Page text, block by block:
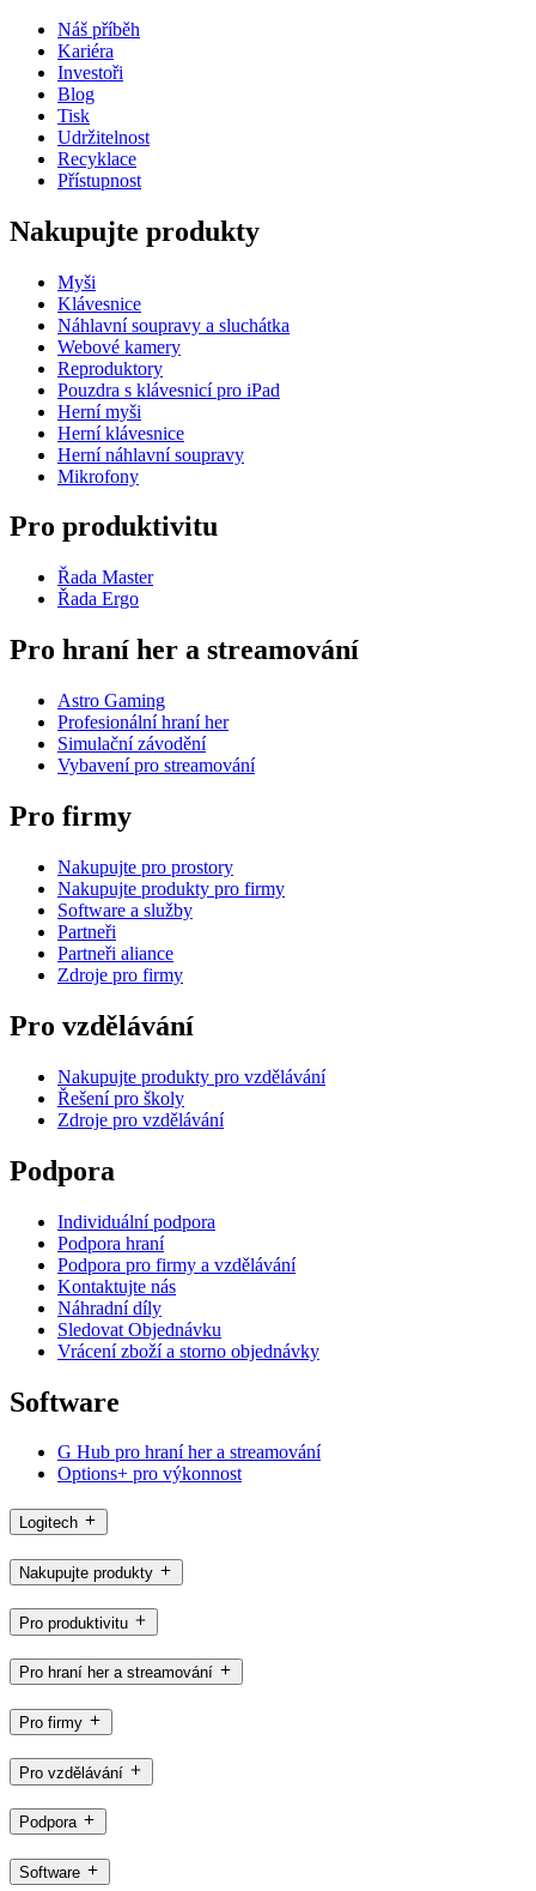
Náš příběh
Kariéra
Investoři
Blog
Tisk
Udržitelnost
Recyklace
Přístupnost
Nakupujte produkty
Myši
Klávesnice
Náhlavní soupravy a sluchátka
Webové kamery
Reproduktory
Pouzdra s klávesnicí pro iPad
Herní myši
Herní klávesnice
Herní náhlavní soupravy
Mikrofony
Pro produktivitu
Řada Master
Řada Ergo
Pro hraní her a streamování
Astro Gaming
Profesionální hraní her
Simulační závodění
Vybavení pro streamování
Pro firmy
Nakupujte pro prostory
Nakupujte produkty pro firmy
Software a služby
Partneři
Partneři aliance
Zdroje pro firmy
Pro vzdělávání
Nakupujte produkty pro vzdělávání
Řešení pro školy
Zdroje pro vzdělávání
Podpora
Individuální podpora
Podpora hraní
Podpora pro firmy a vzdělávání
Kontaktujte nás
Náhradní díly
Sledovat Objednávku
Vrácení zboží a storno objednávky
Software
G Hub pro hraní her a streamování
Options+ pro výkonnost
Logitech
Nakupujte produkty
Pro produktivitu
Pro hraní her a streamování
Pro firmy
Pro vzdělávání
Podpora
Software